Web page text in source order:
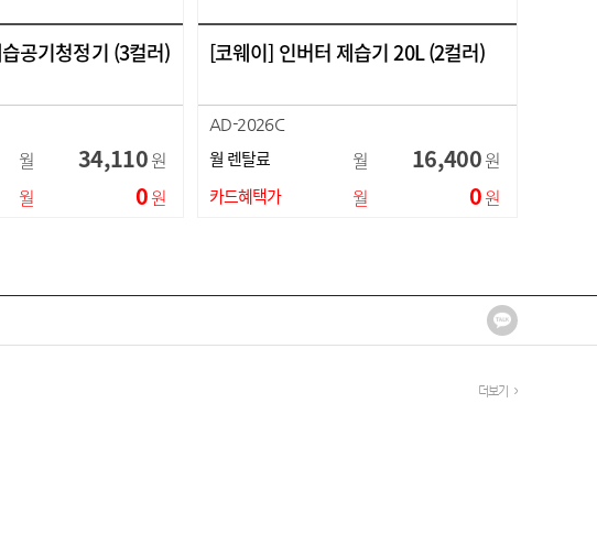
공기청정기 (3컬러)
월 34,110원
월 0원
[코웨이] 인버터 제습기 20L (2컬러)
AD-2026C
월 렌탈료 월 16,400원
카드혜택가 월 0원
더보기